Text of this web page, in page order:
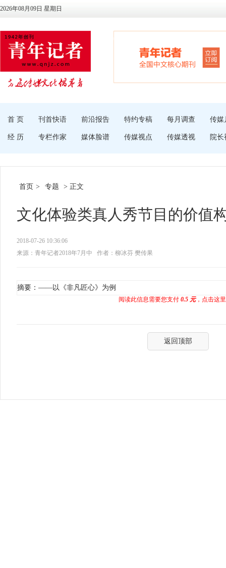
2026年08月09日 星期日
首 页 刊首快语 前沿报告 特约专稿 每月调查 传媒
经 历 专栏作家 媒体脸谱 传媒视点 传媒透视 院长
首页 > 专题 > 正文
文化体验类真人秀节目的价值
2018-07-26 10:36:06
来源：青年记者2018年7月中
作者：柳冰芬 樊传果
摘要：——以《非凡匠心》为例
阅读此信息需要您支付 0.5 元，点击这
返回顶部